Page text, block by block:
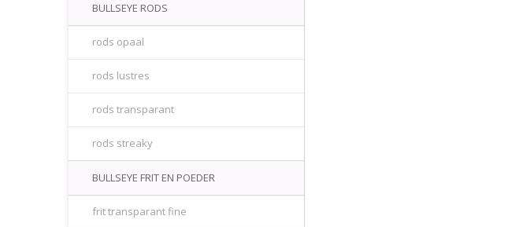
BULLSEYE RODS
rods opaal
rods lustres
rods transparant
rods streaky
BULLSEYE FRIT EN POEDER
frit transparant fine